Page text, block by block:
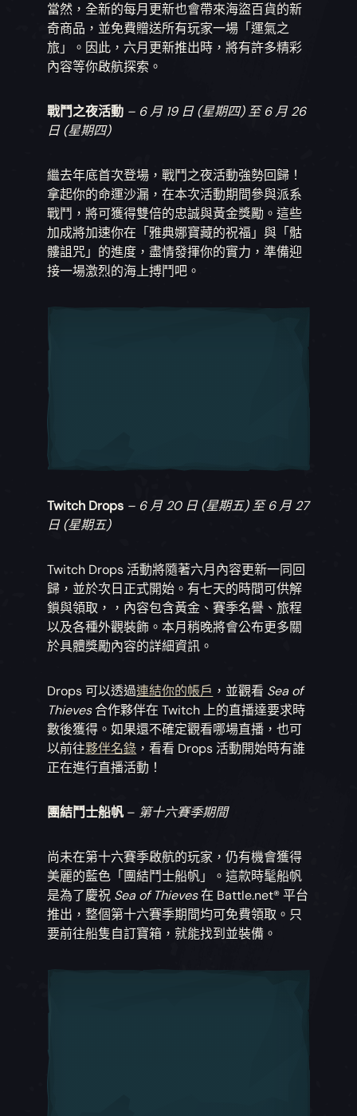
當然，全新的每月更新也會帶來海盜百貨的新
奇商品，並免費贈送所有玩家一場「運氣之
旅」。因此，六月更新推出時，將有許多精彩
內容等你啟航探索。
戰鬥之夜活動 – 6 月 19 日 (星期四) 至 6 月 26
日 (星期四)
繼去年底首次登場，戰鬥之夜活動強勢回歸！
拿起你的命運沙漏，在本次活動期間參與派系
戰鬥，將可獲得雙倍的忠誠與黃金獎勵。這些
加成將加速你在「雅典娜寶藏的祝福」與「骷
髏詛咒」的進度，盡情發揮你的實力，準備迎
接一場激烈的海上搏鬥吧。
Twitch Drops – 6 月 20 日 (星期五) 至 6 月 27
日 (星期五)
Twitch Drops 活動將隨著六月內容更新一同回
歸，並於次日正式開始。有七天的時間可供解
鎖與領取，，內容包含黃金、賽季名譽、旅程
以及各種外觀裝飾。本月稍晚將會公布更多關
於具體獎勵內容的詳細資訊。
Drops 可以透過連結你的帳戶 ，並觀看 Sea of
Thieves合作夥伴在 Twitch 上的直播達要求時
數後獲得。如果還不確定觀看哪場直播，也可
以前往夥伴名錄 ，看看 Drops 活動開始時有誰
正在進行直播活動！
團結鬥士船帆– 第十六賽季期間
尚未在第十六賽季啟航的玩家，仍有機會獲得
美麗的藍色「團結鬥士船帆」。這款時髦船帆
是為了慶祝 Sea of Thieves在 Battle.net® 平台
推出，整個第十六賽季期間均可免費領取。只
要前往船隻自訂寶箱，就能找到並裝備。